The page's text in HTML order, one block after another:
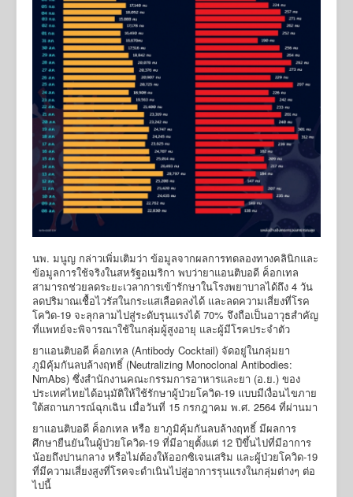
นพ. มนูญ กล่าวเพิ่มเติมว่า ข้อมูลจากผลการทดลองทางคลินิกและ
ข้อมูลการใช้จริงในสหรัฐอเมริกา พบว่ายาแอนติบอดี ค็อกเทล
สามารถช่วยลดระยะเวลาการเข้ารักษาในโรงพยาบาลได้ถึง 4 วัน
ลดปริมาณเชื้อไวรัสในกระแสเลือดลงได้ และลดความเสี่ยงที่โรค
โควิด-19 จะลุกลามไปสู่ระดับรุนแรงได้ 70% จึงถือเป็นอาวุธสำคัญ
ที่แพทย์จะพิจารณาใช้ในกลุ่มผู้สูงอายุ และผู้มีโรคประจำตัว
ยาแอนติบอดี ค็อกเทล (Antibody Cocktail) จัดอยู่ในกลุ่มยา
ภูมิคุ้มกันลบล้างฤทธิ์ (Neutralizing Monoclonal Antibodies:
NmAbs) ซึ่งสำนักงานคณะกรรมการอาหารและยา (อ.ย.) ของ
ประเทศไทยได้อนุมัติให้ใช้รักษาผู้ป่วยโควิด-19 แบบมีเงื่อนไขภาย
ใต้สถานการณ์ฉุกเฉิน เมื่อวันที่ 15 กรกฎาคม พ.ศ. 2564 ที่ผ่านมา
ยาแอนติบอดี ค็อกเทล หรือ ยาภูมิคุ้มกันลบล้างฤทธิ์ มีผลการ
ศึกษายืนยันในผู้ป่วยโควิด-19 ที่มีอายุตั้งแต่ 12 ปีขึ้นไปที่มีอาการ
น้อยถึงปานกลาง หรือไม่ต้องให้ออกซิเจนเสริม และผู้ป่วยโควิด-19
ที่มีความเสี่ยงสูงที่โรคจะดำเนินไปสู่อาการรุนแรงในกลุ่มต่างๆ ต่อ
ไปนี้